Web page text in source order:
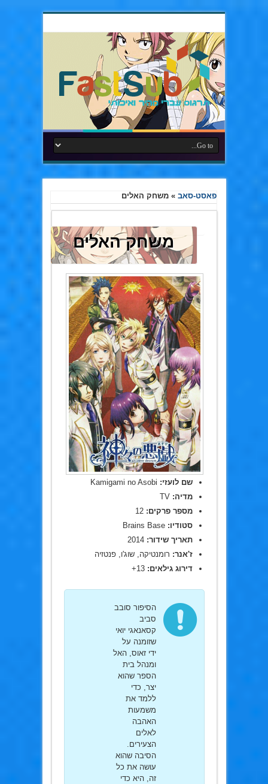
פאסט-סאב »משחק האלים
משחק האלים
שם לועזי: Kamigami no Asobi
מדיה:TV
מספר פרקים: 12
סטודיו: Brains Base
תאריך שידור: 2014
ז'אנר: רומנטיקה, שוג'ו, פנטזיה
דירוג גילאים: 13+
הסיפור סובב
סביב
קסאנאגי יואי
שזומנה על
ידי זאוס, האל
ומנהל בית
הספר שהוא
יצר, כדי
ללמד את
משמעות
האהבה
לאלים
הצעירים.
הסיבה שהוא
עושה את כל
זה, היא כדי